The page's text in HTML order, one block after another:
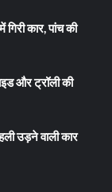
कार, पांच की
और ट्रॉली की
उड़ने वाली कार